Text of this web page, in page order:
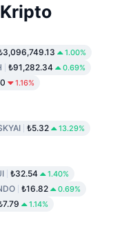
1.00%
₺91,282.34 0.69%
1.16%
₺5.32 13.29%
₺32.54 1.40%
₺16.82 0.69%
1.14%